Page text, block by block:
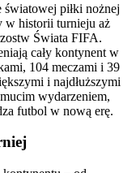
światowej piłki nożnej
w historii turnieju aż
Świata FIFA.
cały kontynent w
104 meczami i 39
i najdłuższymi
wydarzeniem,
futbol w nową erę.